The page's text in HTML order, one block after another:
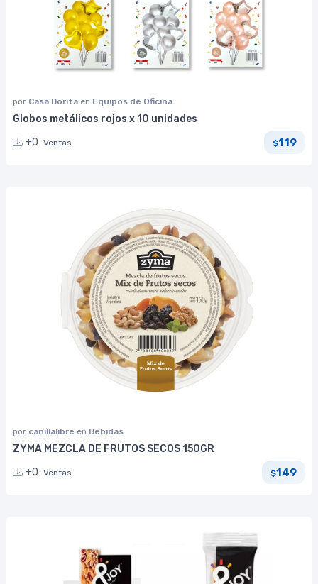
por Casa Dorita en Equipos de Oficina
Globos metálicos rojos x 10 unidades
+0 Ventas $119
por canillalibre en Bebidas
ZYMA MEZCLA DE FRUTOS SECOS 150GR
+0 Ventas $149